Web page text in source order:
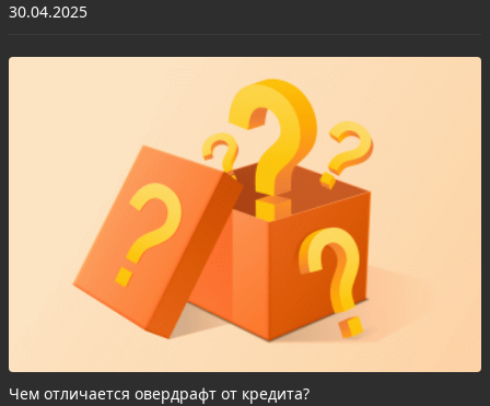
30.04.2025
Чем отличается овердрафт от кредита?